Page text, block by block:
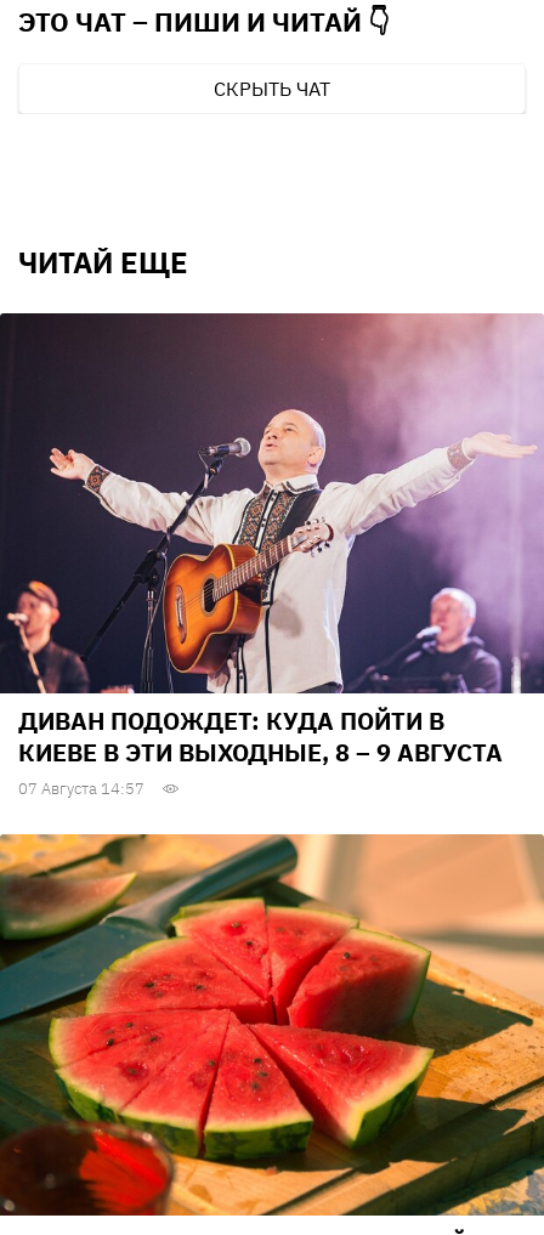
ЭТО ЧАТ – ПИШИ И ЧИТАЙ 👇
СКРЫТЬ ЧАТ
ЧИТАЙ ЕЩЕ
ДИВАН ПОДОЖДЕТ: КУДА ПОЙТИ В
КИЕВЕ В ЭТИ ВЫХОДНЫЕ, 8 – 9 АВГУСТА
07 Августа 14:57